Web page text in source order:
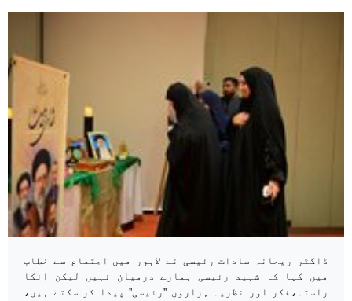
ڈاکٹر ریحانہ سادات رئیسی نے لاہور میں اجتماع سے خطاب
میں کہا کہ شہید رئیسی ہمارے درمیان نہیں لیکن انکا
راستہ،فکر اور نظریہ ہزاروں ''رئیسی'' پیدا کر سکتے ہیں،